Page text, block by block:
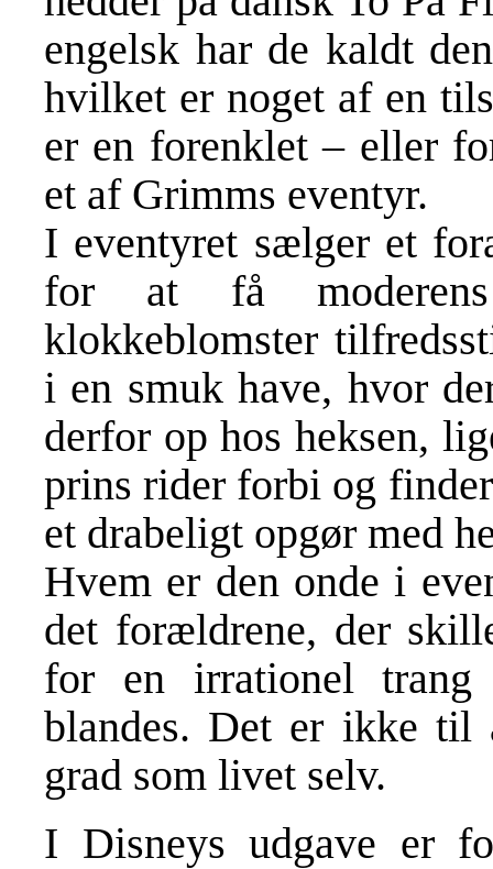
engelsk har de kaldt
hvilket er noget af en
er en forenklet – eller
et af Grimms eventyr.
I eventyret sælger et
for at få
klokkeblomster
i en smuk have, hvor
derfor op hos heksen,
prins rider forbi og
et drabeligt opgør med
Hvem er den onde i
det forældrene, der
for en irrationel
blandes. Det er ikke til
grad som livet selv.
I Disneys udgave er